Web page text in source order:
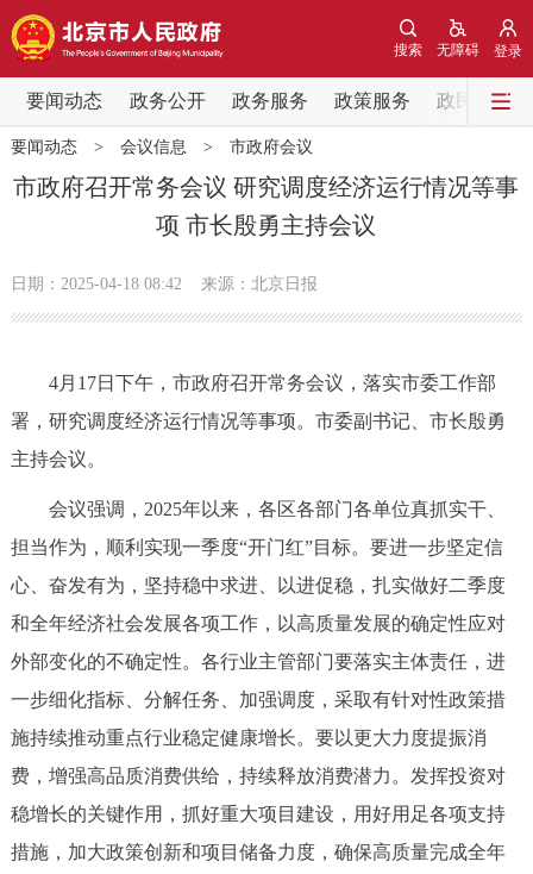
登录
无障碍
搜索
要闻动态 政务公开 政务服务 政策服务 政民互动
要闻动态
党中央精神 国务院信息
会议信息
市领导 机构职能 政策服务
政务服务
中介服务 阳光政务
要闻动态> 会议信息 > 市政府会议
市政府召开常务会议 研究调度经济运行情况等事
项 市长殷勇主持会议
日期：2025-04-18 08:42 来源：北京日报
4月17日下午，市政府召开常务会议，落实市委工作部
署，研究调度经济运行情况等事项。市委副书记、市长殷勇
主持会议。
会议强调，2025年以来，各区各部门各单位真抓实干、
担当作为，顺利实现一季度“开门红”目标。要进一步坚定信
心、奋发有为，坚持稳中求进、以进促稳，扎实做好二季度
和全年经济社会发展各项工作，以高质量发展的确定性应对
外部变化的不确定性。各行业主管部门要落实主体责任，进
一步细化指标、分解任务、加强调度，采取有针对性政策措
施持续推动重点行业稳定健康增长。要以更大力度提振消
费，增强高品质消费供给，持续释放消费潜力。发挥投资对
稳增长的关键作用，抓好重大项目建设，用好用足各项支持
措施，加大政策创新和项目储备力度，确保高质量完成全年